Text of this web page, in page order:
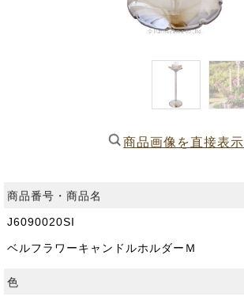
商品画像を直接表示
商品番号・商品名
J6090020SI
ベルフラワーキャンドルホルダーＭ
色